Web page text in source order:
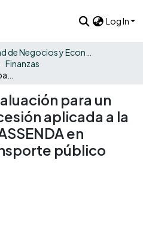
Log In
Finanzas
para un
aplicada a la
en
público